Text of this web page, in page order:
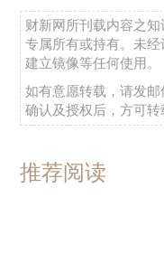
财新网所刊载内容之
专属所有或持有。未
建立镜像等任何使用。
如有意愿转载，请发邮
确认及授权后，方可转
推荐阅读